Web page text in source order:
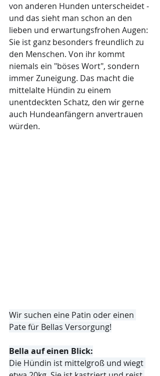
von anderen Hunden unterscheidet -
und das sieht man schon an den
lieben und erwartungsfrohen Augen:
Sie ist ganz besonders freundlich zu
den Menschen. Von ihr kommt
niemals ein "böses Wort", sondern
immer Zuneigung. Das macht die
mittelalte Hündin zu einem
unentdeckten Schatz, den wir gerne
auch Hundeanfängern anvertrauen
würden.
Wir suchen eine Patin oder einen
Pate für Bellas Versorgung!
Bella auf einen Blick:
Die Hündin ist mittelgroß und wiegt